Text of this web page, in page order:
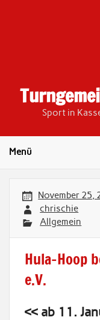
Sport in
Menü
November 25,
chrischie
Allgemein
Hula-Hoop
e.V.
<< ab 11.